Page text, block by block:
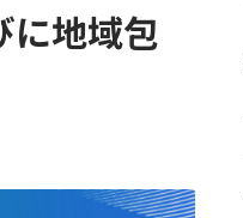
に地域包